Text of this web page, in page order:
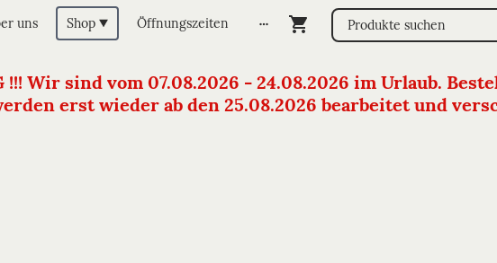
uns Shop Öffnungszeiten
!!! Wir sind vom 07.08.2026 - 24.08.2026 im Urlaub.
erst wieder ab den 25.08.2026 bearbeitet und